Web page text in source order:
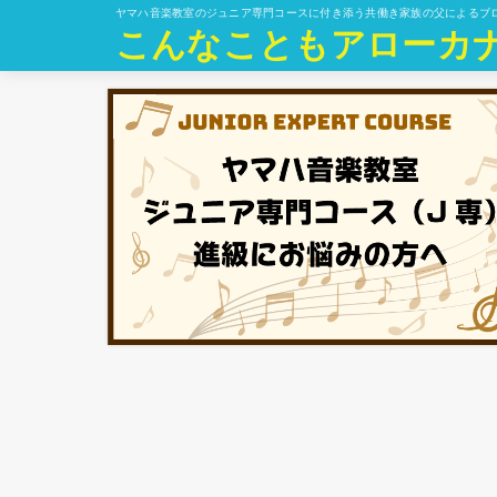
ヤマハ音楽教室のジュニア専門コースに付き添う共働き家族の父によるブ
こんなこともアローカ